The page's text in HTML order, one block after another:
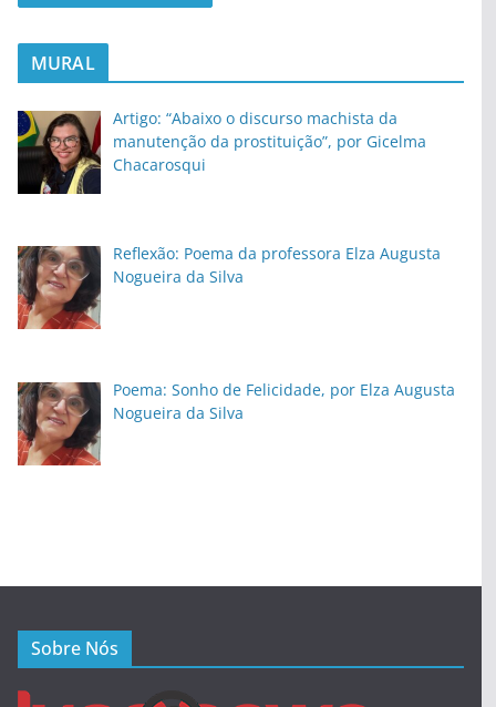
MURAL
Artigo: “Abaixo o discurso machista da
manutenção da prostituição”, por Gicelma
Chacarosqui
Reflexão: Poema da professora Elza Augusta
Nogueira da Silva
Poema: Sonho de Felicidade, por Elza Augusta
Nogueira da Silva
Sobre Nós